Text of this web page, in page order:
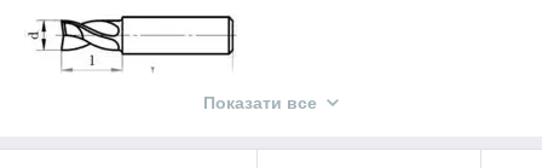
Шпонкові фрези твердосплавні з ц/х виконуються в різних
Показати все